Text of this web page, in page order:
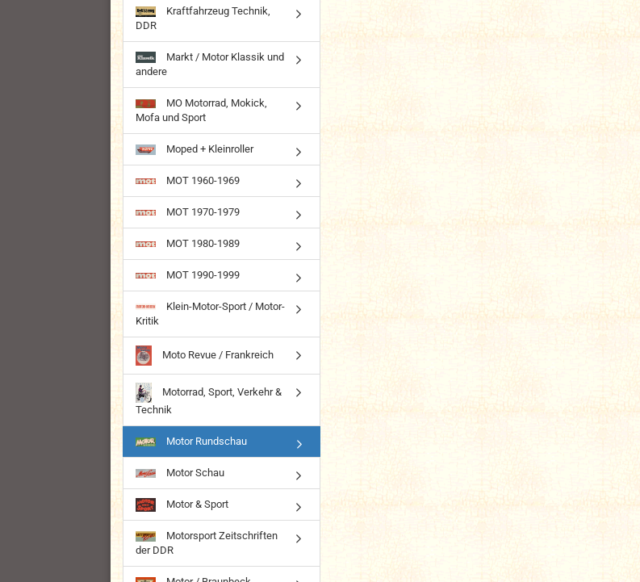
Kraftfahrzeug Technik,
DDR
Markt / Motor Klassik und
andere
MO Motorrad, Mokick,
Mofa und Sport
Moped + Kleinroller
MOT 1960-1969
MOT 1970-1979
MOT 1980-1989
MOT 1990-1999
Klein-Motor-Sport / Motor-
Kritik
Moto Revue / Frankreich
Motorrad, Sport, Verkehr &
Technik
Motor Rundschau
Motor Schau
Motor & Sport
Motorsport Zeitschriften
der DDR